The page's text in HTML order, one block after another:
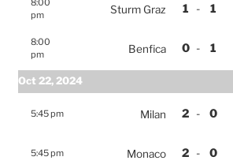
8:00
pm
Sturm Graz 1 - 1
8:00
pm
Benfica 0 - 1
Oct 22, 2024
5:45 pm Milan 2 - 0
5:45 pm Monaco 2 - 0